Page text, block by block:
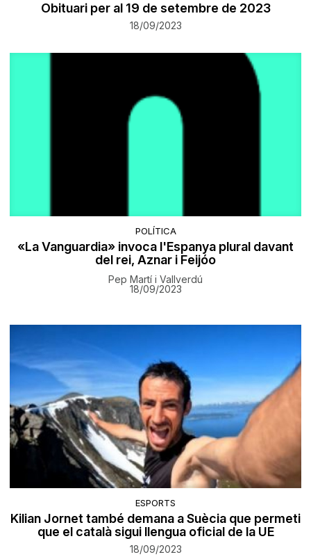
Obituari per al 19 de setembre de 2023
18/09/2023
POLÍTICA
«La Vanguardia» invoca l'Espanya plural davant
del rei, Aznar i Feijóo
Pep Martí i Vallverdú
18/09/2023
ESPORTS
Kilian Jornet també demana a Suècia que permeti
que el català sigui llengua oficial de la UE
18/09/2023